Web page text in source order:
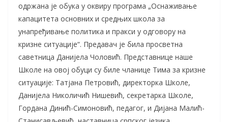
одржана је обука у оквиру програма „Оснаживање
капацитета основних и средњих школа за
унапређивање политика и пракси у одговору на
кризне ситуације“. Предавач је била просветна
саветница Данијела Чоловић. Представнице наше
Школе на овој обуци су биле чланице Тима за кризне
ситуације: Татјана Петровић, директорка Школе,
Данијела Николичић Нишевић, секретарка Школе,
Гордана Динић-Симоновић, педагог, и Дијана Малић-